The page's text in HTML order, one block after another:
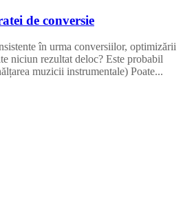
de conversie
în urma conversiilor, optimizării
niciun rezultat deloc? Este probabil
muzicii instrumentale) Poate...